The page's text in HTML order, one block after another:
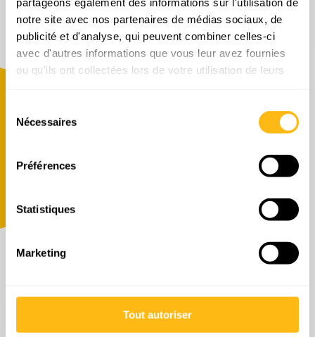
notre site avec nos partenaires de médias sociaux, de
publicité et d'analyse, qui peuvent combiner celles-ci
avec d'autres informations que vous leur avez fournies
ou qu'ils ont collectées lors de votre utilisation de leurs
Nécessaires
Préférences
Statistiques
Marketing
Tout autoriser
Demande de devis
Tarifs location à la journée
DEMANDE DE DEVIS